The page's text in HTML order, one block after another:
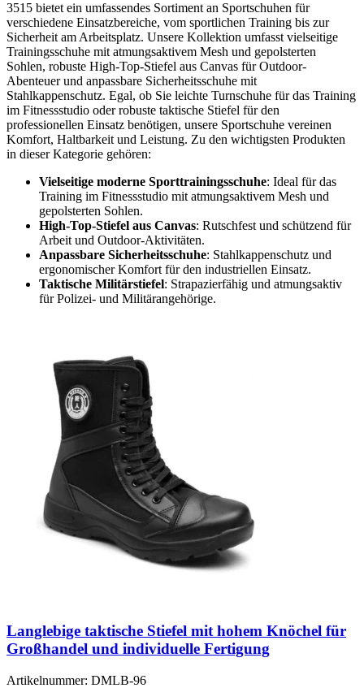
3515 bietet ein umfassendes Sortiment an Sportschuhen für
verschiedene Einsatzbereiche, vom sportlichen Training bis zur
Sicherheit am Arbeitsplatz. Unsere Kollektion umfasst vielseitige
Trainingsschuhe mit atmungsaktivem Mesh und gepolsterten
Sohlen, robuste High-Top-Stiefel aus Canvas für Outdoor-
Abenteuer und anpassbare Sicherheitsschuhe mit
Stahlkappenschutz. Egal, ob Sie leichte Turnschuhe für das Training
im Fitnessstudio oder robuste taktische Stiefel für den
professionellen Einsatz benötigen, unsere Sportschuhe vereinen
Komfort, Haltbarkeit und Leistung. Zu den wichtigsten Produkten
in dieser Kategorie gehören:
Vielseitige moderne Sporttrainingsschuhe: Ideal für das
Training im Fitnessstudio mit atmungsaktivem Mesh und
gepolsterten Sohlen.
High-Top-Stiefel aus Canvas: Rutschfest und schützend für
Arbeit und Outdoor-Aktivitäten.
Anpassbare Sicherheitsschuhe: Stahlkappenschutz und
ergonomischer Komfort für den industriellen Einsatz.
Taktische Militärstiefel: Strapazierfähig und atmungsaktiv
für Polizei- und Militärangehörige.
Langlebige taktische Stiefel mit hohem Knöchel für
Großhandel und individuelle Fertigung
Artikelnummer: DMLB-96